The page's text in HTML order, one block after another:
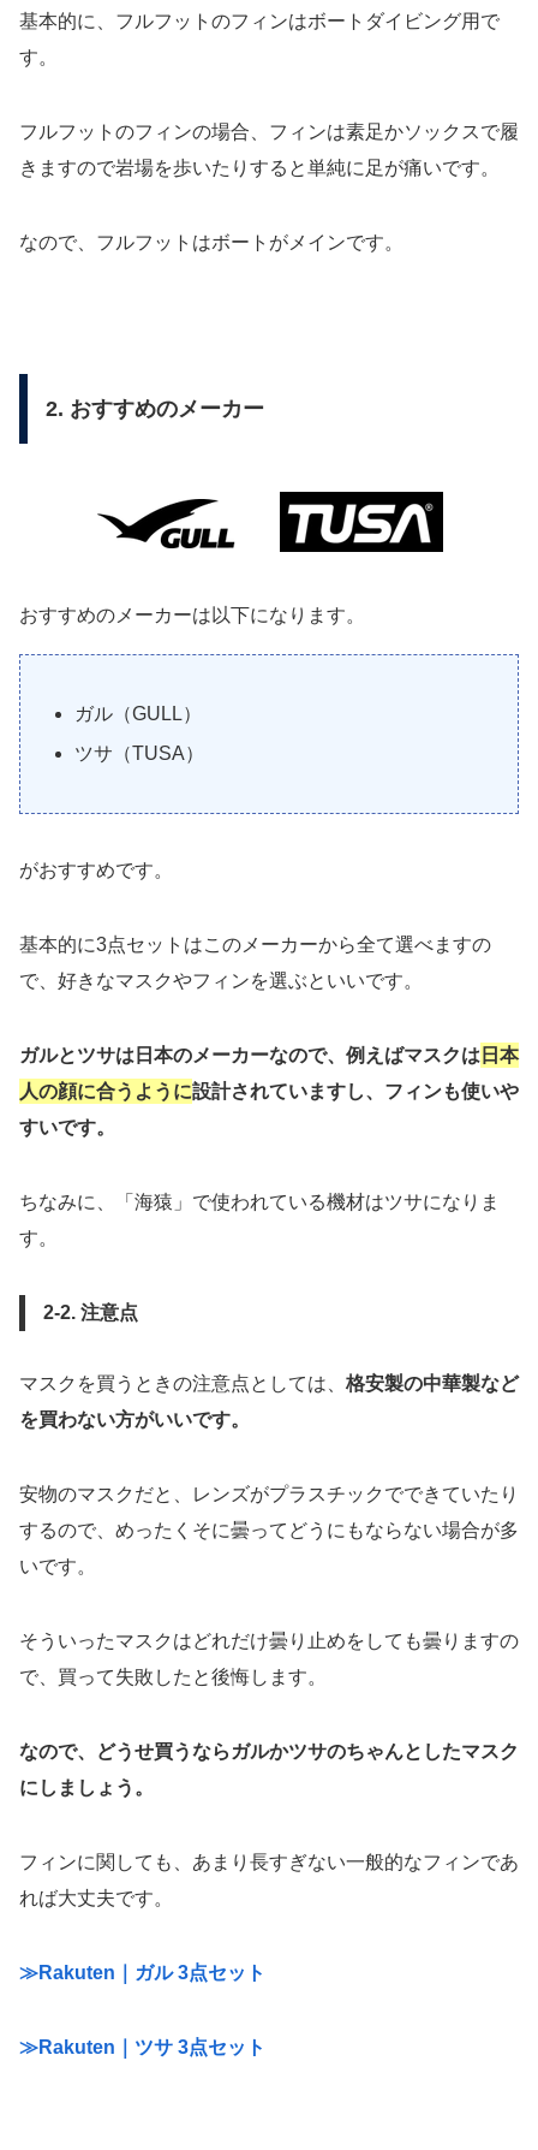
基本的に、フルフットのフィンはボートダイビング用で
す。
フルフットのフィンの場合、フィンは素足かソックスで履
きますので岩場を歩いたりすると単純に足が痛いです。
なので、フルフットはボートがメインです。
2. おすすめのメーカー
おすすめのメーカーは以下になります。
ガル（GULL）
ツサ（TUSA）
がおすすめです。
基本的に3点セットはこのメーカーから全て選べますの
で、好きなマスクやフィンを選ぶといいです。
ガルとツサは日本のメーカーなので、例えばマスクは 日本
人の顔に合うように設計されていますし、フィンも使いや
すいです。
ちなみに、「海猿」で使われている機材はツサになりま
す。
2-2. 注意点
マスクを買うときの注意点としては、 格安製の中華製など
を買わない方がいいです。
安物のマスクだと、レンズがプラスチックでできていたり
するので、めったくそに曇ってどうにもならない場合が多
いです。
そういったマスクはどれだけ曇り止めをしても曇りますの
で、買って失敗したと後悔します。
なので、どうせ買うならガルかツサのちゃんとしたマスク
にしましょう。
フィンに関しても、あまり長すぎない一般的なフィンであ
れば大丈夫です。
≫Rakuten｜ガル 3点セット
≫Rakuten｜ツサ 3点セット